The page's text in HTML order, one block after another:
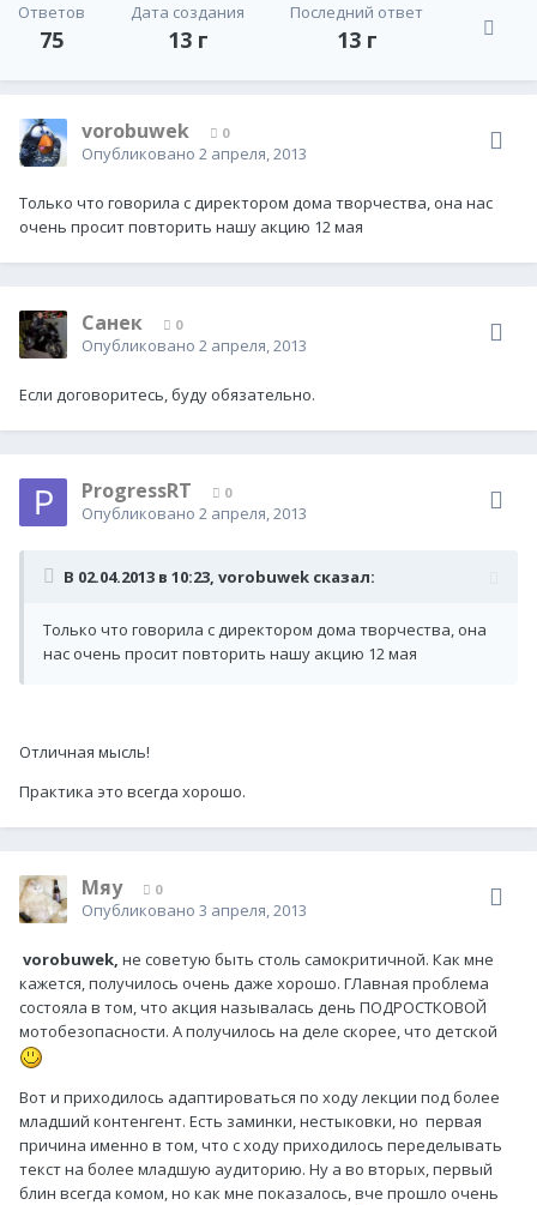
Ответов
75
Дата создания
13 г
Последний ответ
13 г
vorobuwek 0
Опубликовано 2 апреля, 2013
Только что говорила с директором дома творчества, она нас
очень просит повторить нашу акцию 12 мая
Санек 0
Опубликовано 2 апреля, 2013
Если договоритесь, буду обязательно.
ProgressRT 0
Опубликовано 2 апреля, 2013
В 02.04.2013 в 10:23, vorobuwek сказал:
Только что говорила с директором дома творчества, она
нас очень просит повторить нашу акцию 12 мая
Отличная мысль!
Практика это всегда хорошо.
Мяу 0
Опубликовано 3 апреля, 2013
vorobuwek, не советую быть столь самокритичной. Как мне
кажется, получилось очень даже хорошо. ГЛавная проблема
состояла в том, что акция называлась день ПОДРОСТКОВОЙ
мотобезопасности. А получилось на деле скорее, что детской
Вот и приходилось адаптироваться по ходу лекции под более
младший контенгент. Есть заминки, нестыковки, но первая
причина именно в том, что с ходу приходилось переделывать
текст на более младшую аудиторию. Ну а во вторых, первый
блин всегда комом, но как мне показалось, вче прошло очень